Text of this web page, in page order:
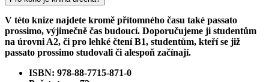
V této knize najdete kromě přítomného času také passato
prossimo, výjimečně čas budoucí. Doporučujeme ji studentům
na úrovni A2, či pro lehké čtení B1, studentům, kteří se již
passato prossimo studovali či alespoň začínají.
ISBN: 978-88-7715-871-0